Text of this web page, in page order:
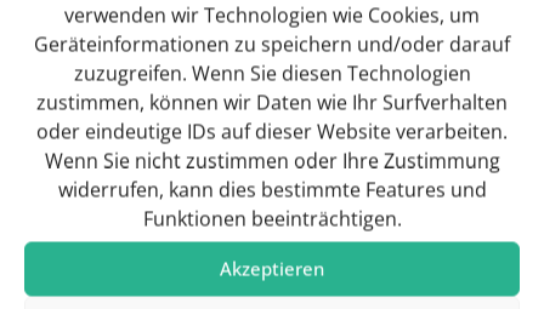
verwenden wir Technologien wie Cookies, um
Geräteinformationen zu speichern und/oder darauf
zuzugreifen. Wenn Sie diesen Technologien
zustimmen, können wir Daten wie Ihr Surfverhalten
oder eindeutige IDs auf dieser Website verarbeiten.
Wenn Sie nicht zustimmen oder Ihre Zustimmung
widerrufen, kann dies bestimmte Features und
Funktionen beeinträchtigen.
Akzeptieren
Bürgermeister
Gemeinderat
Geschichte
Hotels & Pensionen
Rathaus / Ansprechpartner